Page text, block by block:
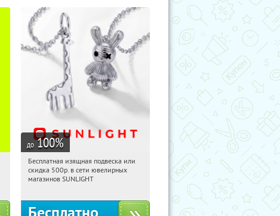
до 100%
07:00:17 Получили:
Россия
Бесплатная изящная подвеска или
скидка 500р. в сети ювелирных
магазинов SUNLIGHT